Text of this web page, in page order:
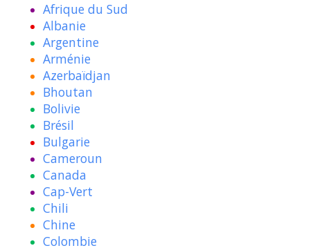
Afrique du Sud
Albanie
Argentine
Arménie
Azerbaïdjan
Bhoutan
Bolivie
Brésil
Bulgarie
Cameroun
Canada
Cap-Vert
Chili
Chine
Colombie